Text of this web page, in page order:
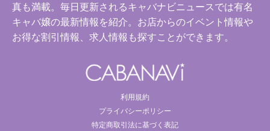
真も満載。毎日更新されるキャバナビニュースでは有名
キャバ嬢の最新情報を紹介。お店からのイベント情報や
お得な割引情報、求人情報も探すことができます。
利用規約
プライバシーポリシー
特定商取引法に基づく表記